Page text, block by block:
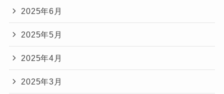
2025年6月
2025年5月
2025年4月
2025年3月